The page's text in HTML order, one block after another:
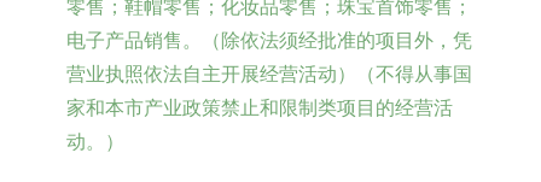
零售；鞋帽零售；化妆品零售；珠宝首饰零售；
电子产品销售。（除依法须经批准的项目外，凭
营业执照依法自主开展经营活动）（不得从事国
家和本市产业政策禁止和限制类项目的经营活
动。）